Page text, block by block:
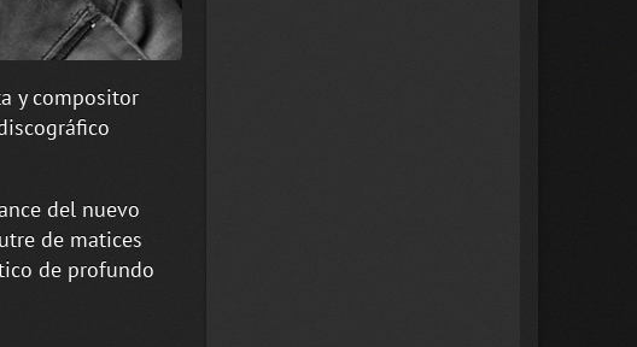
y compositor
del nuevo
de matices
de profundo